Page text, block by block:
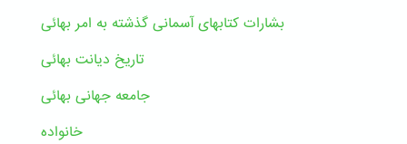
بشارات کتابهای آسمانی گذشته به امر بهائی
تاریخ دیانت بهائی
جامعه جهانی بهائی
خانواده